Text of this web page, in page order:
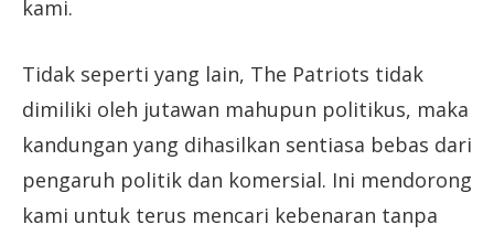
kami.
Tidak seperti yang lain, The Patriots tidak
dimiliki oleh jutawan mahupun politikus, maka
kandungan yang dihasilkan sentiasa bebas dari
pengaruh politik dan komersial. Ini mendorong
kami untuk terus mencari kebenaran tanpa